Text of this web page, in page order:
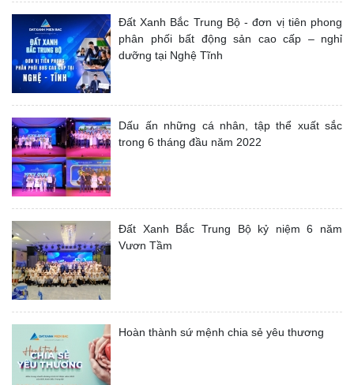
Đất Xanh Bắc Trung Bộ - đơn vị tiên phong
phân phối bất động sản cao cấp – nghỉ
dưỡng tại Nghệ Tĩnh
Dấu ấn những cá nhân, tập thể xuất sắc
trong 6 tháng đầu năm 2022
Đất Xanh Bắc Trung Bộ kỷ niệm 6 năm
Vươn Tầm
Hoàn thành sứ mệnh chia sẻ yêu thương